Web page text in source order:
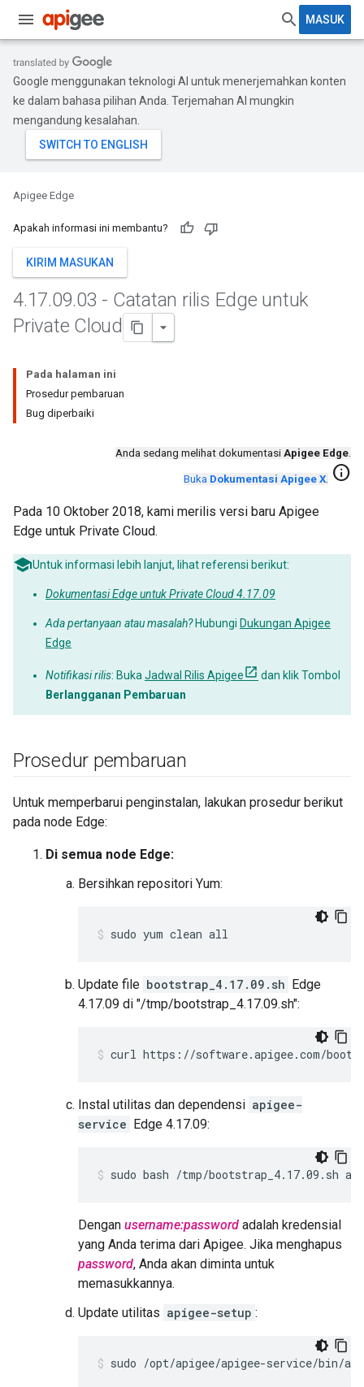
MASUK
Google menggunakan teknologi AI untuk menerjemahkan konten
ke dalam bahasa pilihan Anda. Terjemahan AI mungkin
mengandung kesalahan.
Apigee Edge
Apakah informasi ini membantu?
KIRIM MASUKAN
4.17.09.03 - Catatan rilis Edge untuk
Private Cloud
Pada halaman ini
Prosedur pembaruan
Bug diperbaiki
Anda sedang melihat dokumentasi Apigee Edge.
Buka Dokumentasi Apigee X. info
Pada 10 Oktober 2018, kami merilis versi baru Apigee
Edge untuk Private Cloud.
Untuk informasi lebih lanjut, lihat referensi berikut:
Dokumentasi Edge untuk Private Cloud 4.17.09
Ada pertanyaan atau masalah?Hubungi Dukungan Apigee
Edge
Notifikasi rilis: Buka Jadwal Rilis Apigee
dan klik Tombol
Berlangganan Pembaruan
Prosedur pembaruan
Untuk memperbarui penginstalan, lakukan prosedur berikut
pada node Edge:
Di semua node Edge:
Bersihkan repositori Yum:
sudo yum clean all
Update file bootstrap_4.17.09.sh Edge
4.17.09 di "/tmp/bootstrap_4.17.09.sh":
curl https://software.apigee.com/
Instal utilitas dan dependensi apigee-
service Edge 4.17.09:
sudo bash /tmp/bootstrap_4.17.09.sh
Dengan username:password adalah kredensial
yang Anda terima dari Apigee. Jika menghapus
password, Anda akan diminta untuk
memasukkannya.
Update utilitas apigee-setup :
sudo /opt/apigee/apigee-service/bin/